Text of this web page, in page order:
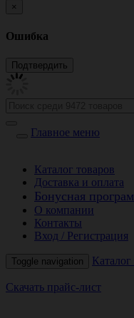
×
Ошибка
Главное меню
Каталог товаров
Доставка и оплата
Бонусная
О компании
Контакты
Вход / Регистрация
Toggle navigation Каталог
Скачать прайс-лист